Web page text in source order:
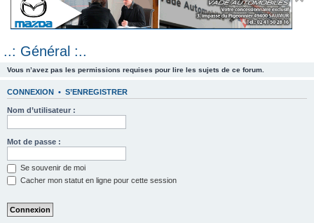
e
..: Général :..
Vous n’avez pas les permissions requises pour lire les sujets de ce forum.
CONNEXION • S’ENREGISTRER
Nom d’utilisateur :
Mot de passe :
Se souvenir de moi
Cacher mon statut en ligne pour cette session